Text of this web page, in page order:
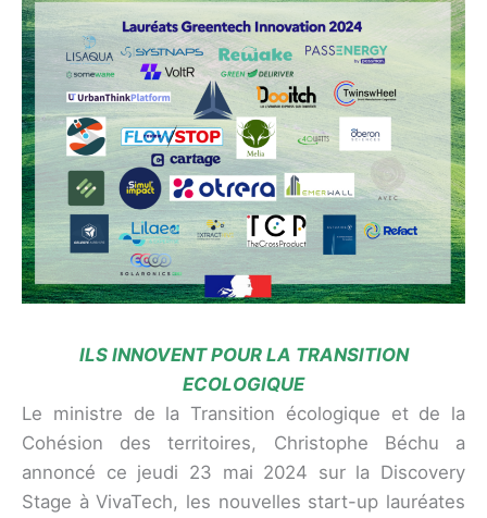
ILS INNOVENT POUR LA TRANSITION
ECOLOGIQUE
Le ministre de la Transition écologique et de la
Cohésion des territoires, Christophe Béchu a
annoncé ce jeudi 23 mai 2024 sur la Discovery
Stage à VivaTech, les nouvelles start-up lauréates